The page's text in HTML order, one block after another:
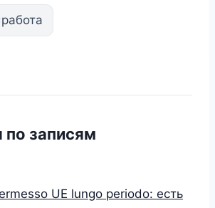
работа
по записям
UE lungo periodo: есть